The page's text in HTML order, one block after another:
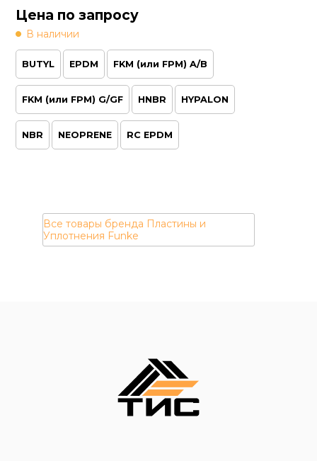
Пластины и
Уплотнения Funke
BUTYL EPDM FKM (или FPM) A/B
FKM (или FPM) G/GF HNBR HYPALON
NBR NEOPRENE RC EPDM